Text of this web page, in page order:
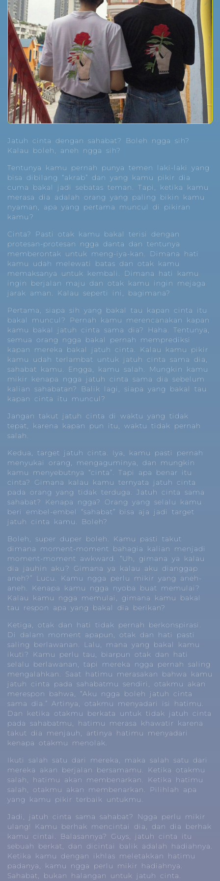
Jatuh cinta dengan sahabat? Boleh ngga sih?
Kalau boleh, aneh ngga sih?
Tentunya kamu pernah punya temen laki-laki yang
bisa dibilang “akrab” dan yang kamu pikir dia
cuma bakal jadi sebatas teman. Tapi, ketika kamu
merasa dia adalah orang yang paling bikin kamu
nyaman, apa yang pertama muncul di pikiran
kamu?
Cinta? Pasti otak kamu bakal terisi dengan
protesan-protesan ngga danta dan tentunya
memberontak untuk meng-iya-kan. Dimana hati
kamu udah melewati batas dan otak kamu
memaksanya untuk kembali. Dimana hati kamu
ingin berjalan maju dan otak kamu ingin mejaga
jarak aman. Kalau seperti ini, bagimana?
Pertama, siapa sih yang bakal tau kapan cinta itu
bakal muncul? Pernah kamu merencanakan kapan
kamu bakal jatuh cinta sama dia? Haha. Tentunya,
semua orang ngga bakal pernah memprediksi
kapan mereka bakal jatuh cinta. Kalau kamu pikir
kamu udah terlambat untuk jatuh cinta sama dia,
sahabat kamu. Engga, kamu salah. Mungkin kamu
mikir kenapa ngga jatuh cinta sama dia sebelum
kalian sahabatan? Balik lagi, siapa yang bakal tau
kapan cinta itu muncul?
Jangan takut jatuh cinta di waktu yang tidak
tepat, karena kapan pun itu, waktu tidak pernah
salah.
Kedua, target jatuh cinta. Iya, kamu pasti pernah
menyukai orang, mengaguminya, dan mungkin
kamu menyebutnya “cinta”. Tapi apa benar itu
cinta? Gimana kalau kamu ternyata jatuh cinta
pada orang yang tidak terduga. Jatuh cinta sama
sahabat? Kenapa ngga? Orang yang selalu kamu
beri embel-embel “sahabat” bisa aja jadi target
jatuh cinta kamu. Boleh?
Boleh, super duper boleh. Kamu pasti takut
dimana moment-moment bahagia kalian menjadi
moment-moment awkward. “Uh, gimana ya kalau
dia jauhin aku? Gimana ya kalau aku dianggap
aneh?” Lucu. Kamu ngga perlu mikir yang aneh-
aneh. Kenapa kamu ngga nyoba buat memulai?
Kalau kamu ngga memulai, gimana kamu bakal
tau respon apa yang bakal dia berikan?
Ketiga, otak dan hati tidak pernah berkonspirasi.
Di dalam moment apapun, otak dan hati pasti
saling berlawanan. Lalu, mana yang bakal kamu
ikuti? Kamu perlu tau, biarpun otak dan hati
selalu berlawanan, tapi mereka ngga pernah saling
mengalahkan. Saat hatimu merasakan bahwa kamu
jatuh cinta pada sahabatmu sendiri, otakmu akan
merespon bahwa, “Aku ngga boleh jatuh cinta
sama dia.” Artinya, otakmu menyadari isi hatimu.
Dan ketika otakmu berkata untuk tidak jatuh cinta
pada sahabatmu, hatimu merasa khawatir karena
takut dia menjauh, artinya hatimu menyadari
kenapa otakmu menolak.
Ikuti salah satu dari mereka, maka salah satu dari
mereka akan berjalan bersamamu. Ketika otakmu
salah, hatimu akan membenarkan. Ketika hatimu
salah, otakmu akan membenarkan. Pilihlah apa
yang kamu pikir terbaik untukmu.
Jadi, jatuh cinta sama sahabat? Ngga perlu mikir
ulang! Kamu berhak mencintai dia, dan dia berhak
kamu cintai. Balasannya? Guys, jatuh cinta itu
sebuah berkat, dan dicintai balik adalah hadiahnya.
Ketika kamu dengan ikhlas meletakkan hatimu
padanya, kamu ngga perlu mikir hadiahnya.
Sahabat, bukan halangan untuk jatuh cinta.